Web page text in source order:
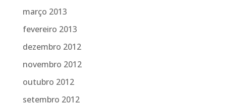
março 2013
fevereiro 2013
dezembro 2012
novembro 2012
outubro 2012
setembro 2012